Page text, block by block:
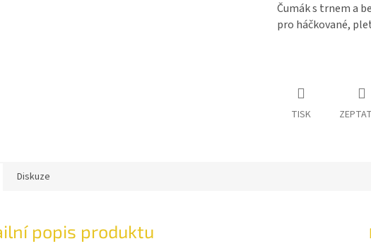
Čumák s trnem a
pro háčkované,
TISK
Diskuze
popis produktu